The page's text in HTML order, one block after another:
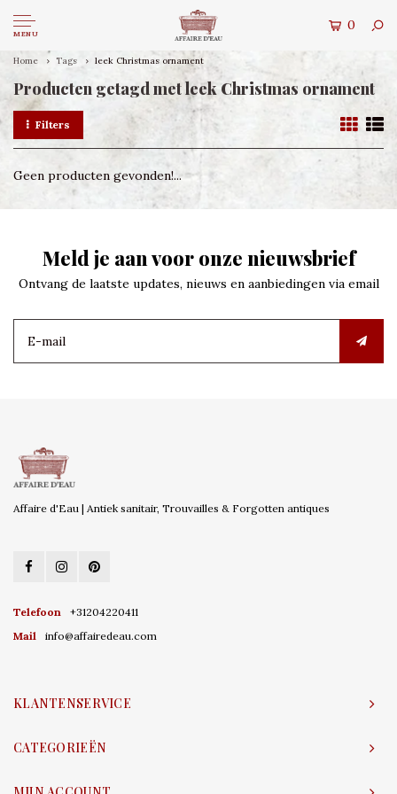
MENU
0
Home Tags leek Christmas ornament
Producten getagd met leek Christmas ornament
Filters
Geen producten gevonden!...
Meld je aan voor onze nieuwsbrief
Ontvang de laatste updates, nieuws en aanbiedingen via email
Affaire d'Eau | Antiek sanitair, Trouvailles & Forgotten antiques
Telefoon
+31204220411
Mail
info@affairedeau.com
KLANTENSERVICE
CATEGORIEËN